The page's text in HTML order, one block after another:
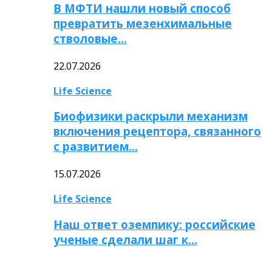
В МФТИ нашли новый способ
превратить мезенхимальные
стволовые…
22.07.2026
Life Science
Биофизики раскрыли механизм
включения рецептора, связанного
с развитием…
15.07.2026
Life Science
Наш ответ оземпику: российские
ученые сделали шаг к…